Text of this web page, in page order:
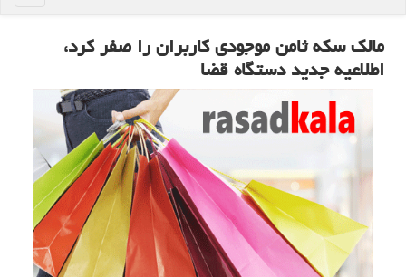
مالك سكه ثامن موجودی كاربران را صفر كرد،
اطلاعیه جدید دستگاه قضا